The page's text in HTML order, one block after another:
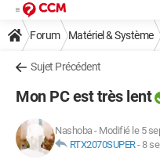
Forum Matériel & Système
Sujet Précédent
Mon PC est très lent
Nashoba- Modifié le 5
RTX2070SUPER-8